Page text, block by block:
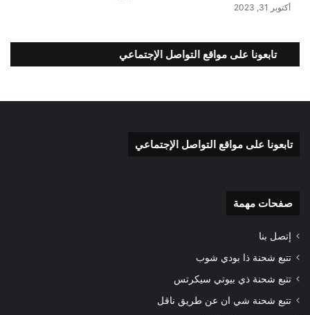
أكتوبر 31, 2023
تابعونا على مواقع التواصل الإجتماعي
تابعونا على مواقع التواصل الإجتماعي
صفحات مهمة
إتصل بنا
تتبع شحنة ذا بودي شوب
تتبع شحنة ذي بيوتي سيكرتس
تتبع شحنة شي ان عن طريق ناقل